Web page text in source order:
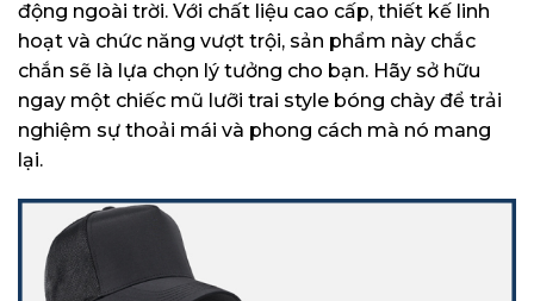
động ngoài trời. Với chất liệu cao cấp, thiết kế linh
hoạt và chức năng vượt trội, sản phẩm này chắc
chắn sẽ là lựa chọn lý tưởng cho bạn. Hãy sở hữu
ngay một chiếc mũ lưỡi trai style bóng chày để trải
nghiệm sự thoải mái và phong cách mà nó mang
lại.